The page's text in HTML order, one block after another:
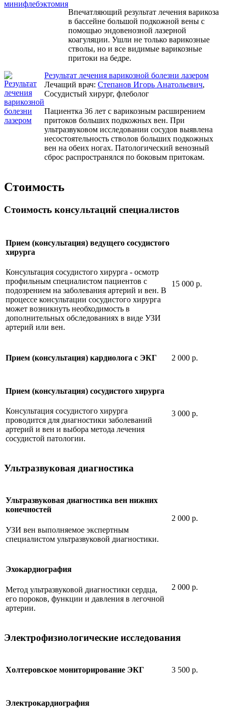
Впечатляющий результат лечения варикоза
в бассейне большой подкожной вены с
помощью эндовенозной лазерной
коагуляции. Ушли не только варикозные
стволы, но и все видимые варикозные
притоки на бедре.
Результат лечения варикозной болезни лазером
Лечащий врач: Степанов Игорь Анатольевич,
Сосудистый хирург, флеболог
Пациентка 36 лет с варикозным расширением
притоков больших подкожных вен. При
ультразвуковом исследовании сосудов выявлена
несостоятельность стволов больших подкожных
вен на обеих ногах. Патологический венозный
сброс распространялся по боковым притокам.
Стоимость
Стоимость консультаций специалистов
Прием (консультация) ведущего сосудистого
хирурга
Консультация сосудистого хирурга - осмотр
профильным специалистом пациентов с
подозрением на заболевания артерий и вен. В
процессе консультации сосудистого хирурга
может возникнуть необходимость в
дополнительных обследованиях в виде УЗИ
артерий или вен.
15 000 р.
Прием (консультация) кардиолога с ЭКГ 2 000 р.
Прием (консультация) сосудистого хирурга
Консультация сосудистого хирурга
проводится для диагностики заболеваний
артерий и вен и выбора метода лечения
сосудистой патологии.
3 000 р.
Ультразвуковая диагностика
Ультразвуковая диагностика вен нижних
конечностей
УЗИ вен выполняемое экспертным
специалистом ультразвуковой диагностики.
2 000 р.
Эхокардиография
Метод ультразвуковой диагностики сердца,
его пороков, функции и давления в легочной
артерии.
2 000 р.
Электрофизиологические исследования
Холтеровское мониторирование ЭКГ 3 500 р.
Электрокардиография